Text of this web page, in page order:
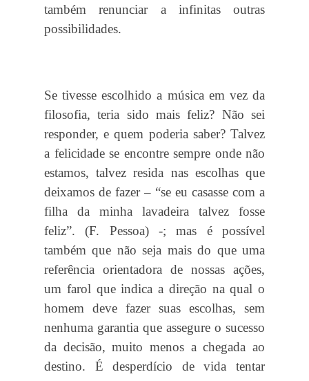
também renunciar a infinitas outras
possibilidades.
Se tivesse escolhido a música em vez da
filosofia, teria sido mais feliz? Não sei
responder, e quem poderia saber? Talvez
a felicidade se encontre sempre onde não
estamos, talvez resida nas escolhas que
deixamos de fazer – “se eu casasse com a
filha da minha lavadeira talvez fosse
feliz”. (F. Pessoa) -; mas é possível
também que não seja mais do que uma
referência orientadora de nossas ações,
um farol que indica a direção na qual o
homem deve fazer suas escolhas, sem
nenhuma garantia que assegure o sucesso
da decisão, muito menos a chegada ao
destino. É desperdício de vida tentar